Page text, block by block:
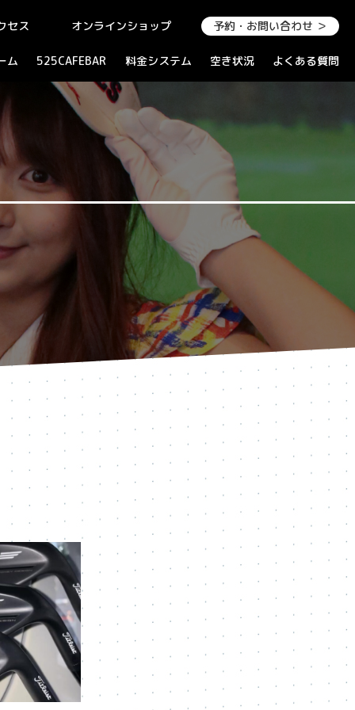
セス オンラインショップ 予約・お問い合わせ ＞
ム 525CAFEBAR 料金システム 空き状況 よくある質問